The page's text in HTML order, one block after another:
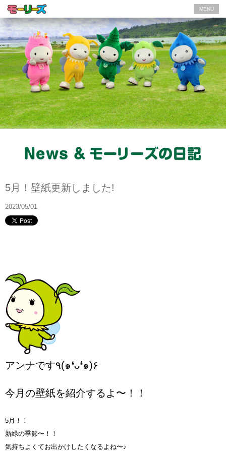
MENU
5月！壁紙更新しました!
2023/05/01
アンナです٩(๑❛ᴗ❛๑)۶
今月の壁紙を紹介するよ〜！！
5月！！
新緑の季節〜！！
気持ちよくてお出かけしたくなるよね〜♪